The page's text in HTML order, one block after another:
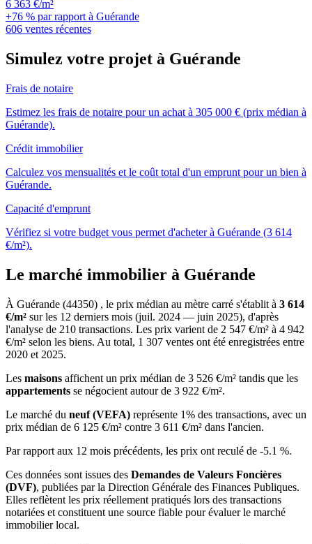
6 363 €/m²
+76 % par rapport à Guérande
606 ventes récentes
Simulez votre projet à Guérande
Frais de notaire
Estimez les frais de notaire pour un achat à 305 000 € (prix médian à
Guérande).
Crédit immobilier
Calculez vos mensualités et le coût total d'un emprunt pour un bien à
Guérande.
Capacité d'emprunt
Vérifiez si votre budget vous permet d'acheter à Guérande (3 614
€/m²).
Le marché immobilier à Guérande
À Guérande (44350) , le prix médian au mètre carré s'établit à 3 614
€/m² sur les 12 derniers mois (juil. 2024 — juin 2025), d'après
l'analyse de 210 transactions. Les prix varient de 2 547 €/m² à 4 942
€/m² selon les biens. Au total, 1 307 ventes ont été enregistrées entre
2020 et 2025.
Les maisons affichent un prix médian de 3 526 €/m² tandis que les
appartements se négocient autour de 3 922 €/m².
Le marché du neuf (VEFA) représente 1% des transactions, avec un
prix médian de 6 125 €/m² contre 3 611 €/m² dans l'ancien.
Par rapport aux 12 mois précédents, les prix ont reculé de -5.1 %.
Ces données sont issues des Demandes de Valeurs Foncières
(DVF), publiées par la Direction Générale des Finances Publiques.
Elles reflètent les prix réellement pratiqués lors des transactions
notariées et constituent une source fiable pour évaluer le marché
immobilier local.